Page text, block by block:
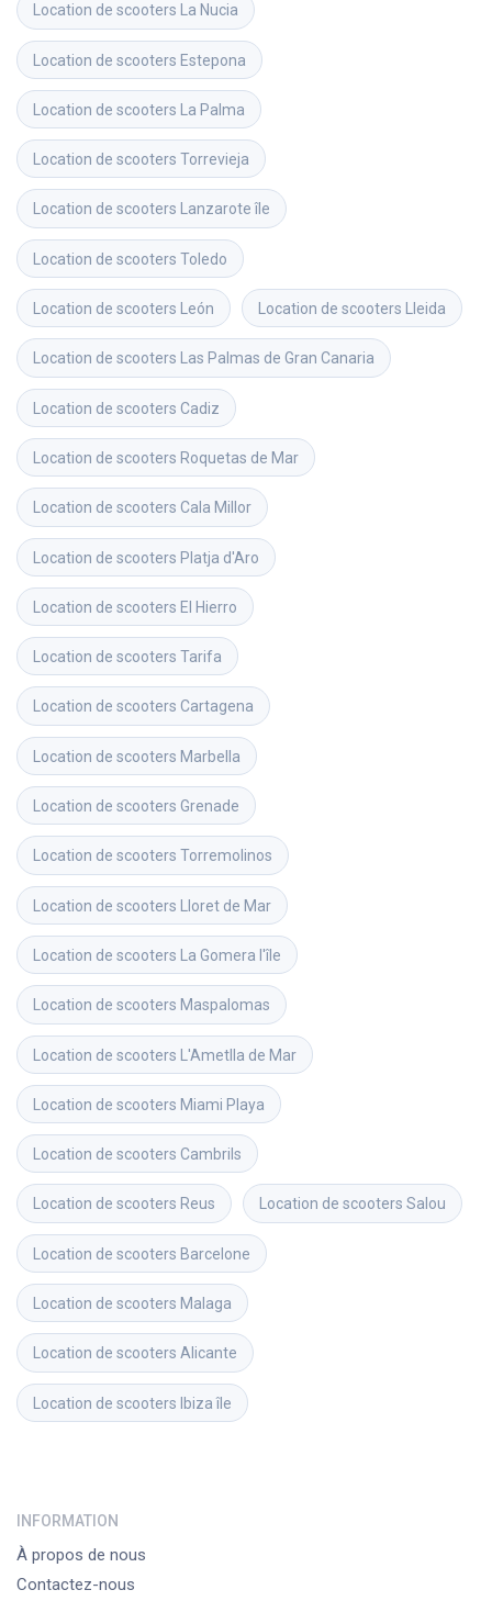
Location de scooters La Nucia
Location de scooters Estepona
Location de scooters La Palma
Location de scooters Torrevieja
Location de scooters Lanzarote île
Location de scooters Toledo
Location de scooters León Location de scooters Lleida
Location de scooters Las Palmas de Gran Canaria
Location de scooters Cadiz
Location de scooters Roquetas de Mar
Location de scooters Cala Millor
Location de scooters Platja d'Aro
Location de scooters El Hierro
Location de scooters Tarifa
Location de scooters Cartagena
Location de scooters Marbella
Location de scooters Grenade
Location de scooters Torremolinos
Location de scooters Lloret de Mar
Location de scooters La Gomera l'île
Location de scooters Maspalomas
Location de scooters L'Ametlla de Mar
Location de scooters Miami Playa
Location de scooters Cambrils
Location de scooters Reus Location de scooters Salou
Location de scooters Barcelone
Location de scooters Malaga
Location de scooters Alicante
Location de scooters Ibiza île
INFORMATION
À propos de nous
Contactez-nous